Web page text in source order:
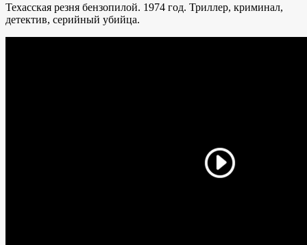
Техасская резня бензопилой. 1974 год. Триллер, криминал,
детектив, серийный убийца.